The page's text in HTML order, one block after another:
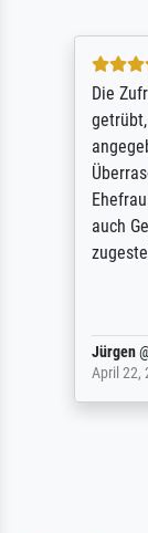
Die
auch
Jürgen
April 22,